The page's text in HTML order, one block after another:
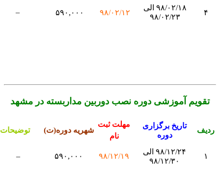
۹۸/۰۲/۱۸ الی
۹۸/۰۲/۲۳
۹۸/۰۲/۱۲ ۵۹۰,۰۰۰
تقویم آموزشی دوره نصب دوربین مداربسته در مشهد
تاریخ برگزاری
دوره
مهلت ثبت
نام
شهریه دوره(ت) توضیحات
۹۸/۱۲/۲۴ الی
۹۸/۱۲/۳۰
۹۸/۱۲/۱۹ ۵۹۰,۰۰۰